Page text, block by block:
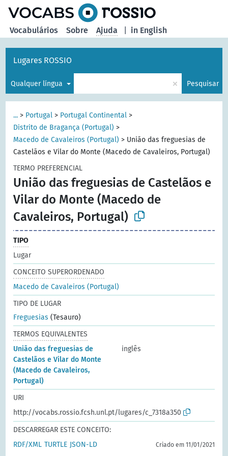
in English
Vocabulários Sobre Ajuda
Lugares ROSSIO
Qualquer língua × Pesquisar
... > Portugal > Portugal Continental >
Distrito de Bragança (Portugal) >
Macedo de Cavaleiros (Portugal) > União das freguesias de
Castelãos e Vilar do Monte (Macedo de Cavaleiros, Portugal)
TERMO PREFERENCIAL
União das freguesias de Castelãos e
Vilar do Monte (Macedo de
Cavaleiros, Portugal)
TIPO
Lugar
CONCEITO SUPERORDENADO
Macedo de Cavaleiros (Portugal)
TIPO DE LUGAR
Freguesias (Tesauro)
TERMOS EQUIVALENTES
União das freguesias de
Castelãos e Vilar do Monte
(Macedo de Cavaleiros,
Portugal)
inglês
URI
http://vocabs.rossio.fcsh.unl.pt/lugares/c_7318a350
DESCARREGAR ESTE CONCEITO:
RDF/XML TURTLE JSON-LD Criado em 11/01/2021